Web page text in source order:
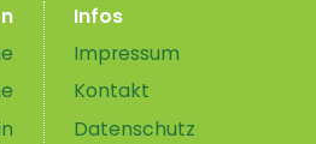
Infos
Impressum
Kontakt
Datenschutz